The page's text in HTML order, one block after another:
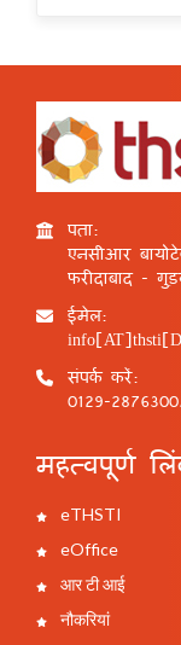
पता:
एनसीआर
फरीदाबाद -
ईमेल:
संपर्क करें:
0129-
महत्वपूर्ण
eTHSTI
eOffice
आर टी आई
नौकरियां